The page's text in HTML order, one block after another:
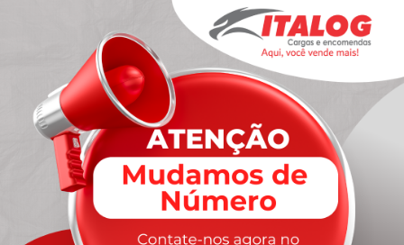
rapidez
que você precisa,